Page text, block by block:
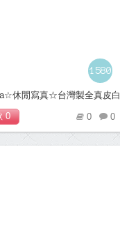
1580
休閒寫真☆台灣製全真皮白
鞋＊藍
0 0
0